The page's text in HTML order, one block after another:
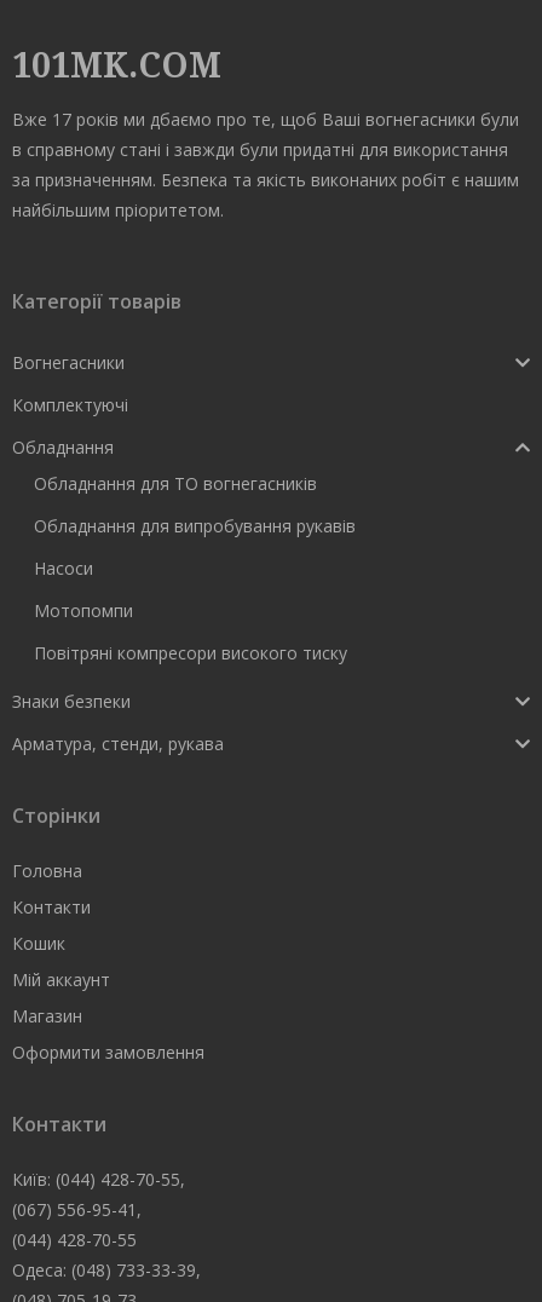
101MK.COM
Вже 17 років ми дбаємо про те, щоб Ваші вогнегасники були
в справному стані і завжди були придатні для використання
за призначенням. Безпека та якість виконаних робіт є нашим
найбільшим пріоритетом.
Категорії товарів
Вогнегасники
Комплектуючі
Обладнання
Обладнання для ТО вогнегасників
Обладнання для випробування рукавів
Насоси
Мотопомпи
Повітряні компресори високого тиску
Знаки безпеки
Арматура, стенди, рукава
Сторінки
Головна
Контакти
Кошик
Мій аккаунт
Магазин
Оформити замовлення
Контакти
Київ: (044) 428-70-55,
(067) 556-95-41,
(044) 428-70-55
Одеса: (048) 733-33-39,